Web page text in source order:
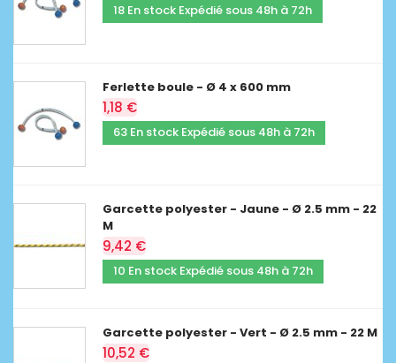
18 En stock Expédié sous 48h à 72h
Ferlette boule - Ø 4 x 600 mm
1,18 €
63 En stock Expédié sous 48h à 72h
Garcette polyester - Jaune - Ø 2.5 mm - 22
M
9,42 €
10 En stock Expédié sous 48h à 72h
Garcette polyester - Vert - Ø 2.5 mm - 22 M
10,52 €